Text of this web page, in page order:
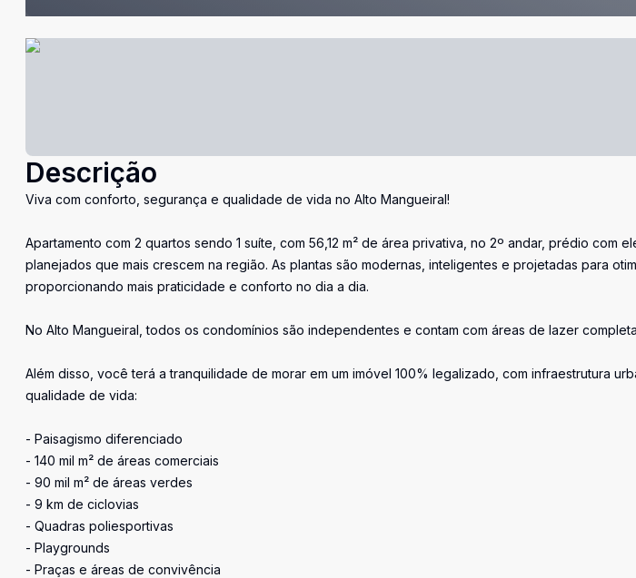
Descrição
Viva com conforto, segurança e qualidade de vida no Alto Mangueiral!
Apartamento com 2 quartos sendo 1 suíte, com 56,12 m² de área privativa, no 2º andar, prédio com
planejados que mais crescem na região. As plantas são modernas, inteligentes e projetadas para
proporcionando mais praticidade e conforto no dia a dia.
No Alto Mangueiral, todos os condomínios são independentes e contam com áreas de lazer
Além disso, você terá a tranquilidade de morar em um imóvel 100% legalizado, com infraestrutura
qualidade de vida:
- Paisagismo diferenciado
- 140 mil m² de áreas comerciais
- 90 mil m² de áreas verdes
- 9 km de ciclovias
- Quadras poliesportivas
- Playgrounds
- Praças e áreas de convivência